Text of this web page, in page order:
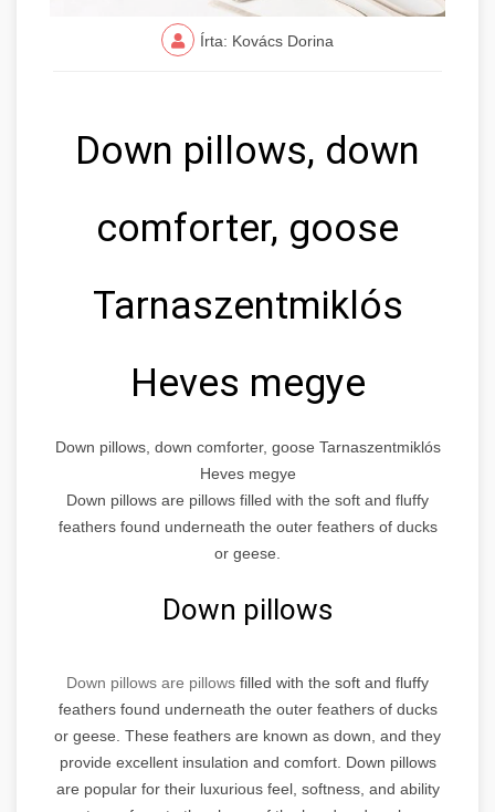
Írta: Kovács Dorina
Down pillows, down
comforter, goose
Tarnaszentmiklós
Heves megye
Down pillows, down comforter, goose Tarnaszentmiklós
Heves megye
Down pillows are pillows filled with the soft and fluffy
feathers found underneath the outer feathers of ducks
or geese.
Down pillows
Down pillows are pillows filled with the soft and fluffy
feathers found underneath the outer feathers of ducks
or geese. These feathers are known as down, and they
provide excellent insulation and comfort. Down pillows
are popular for their luxurious feel, softness, and ability